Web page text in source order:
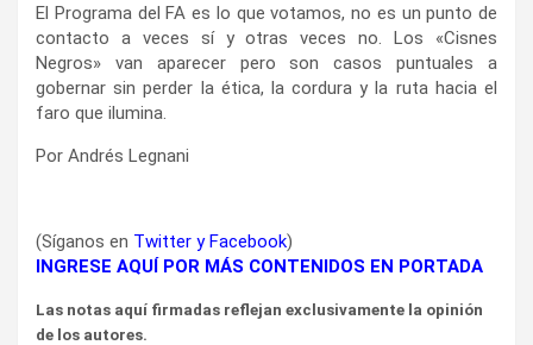
El Programa del FA es lo que votamos, no es un punto de
contacto a veces sí y otras veces no. Los «Cisnes
Negros» van aparecer pero son casos puntuales a
gobernar sin perder la ética, la cordura y la ruta hacia el
faro que ilumina.
Por Andrés Legnani
(Síganos en Twitter yFacebook)
INGRESE AQUÍ POR MÁS CONTENIDOS EN PORTADA
Las notas aquí firmadas reflejan exclusivamente la opinión
de los autores.